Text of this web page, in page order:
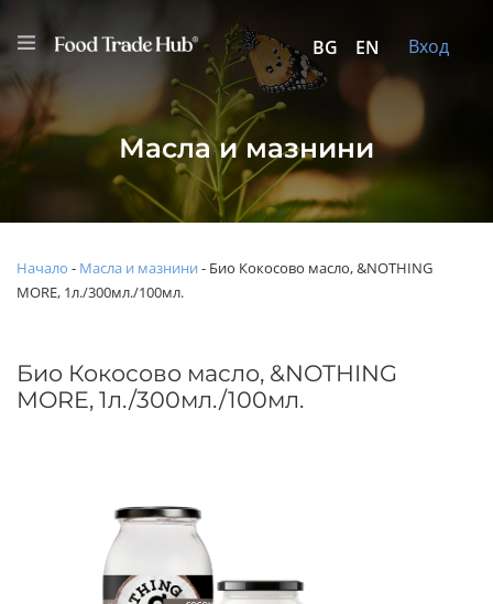
BG EN Вход
Масла и мазнини
Начало - Масла и мазнини - Био Кокосово масло, &NOTHING
MORE, 1л./300мл./100мл.
Био Кокосово масло, &NOTHING
MORE, 1л./300мл./100мл.